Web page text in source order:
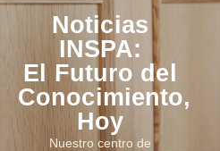
Noticias
INSPA:
El Futuro del
Conocimiento,
Hoy
Nuestro centro de